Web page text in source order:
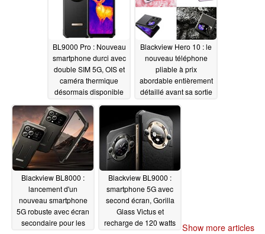
BL9000 Pro : Nouveau
smartphone durci avec
double SIM 5G, OIS et
caméra thermique
désormais disponible
05/07/2024
Blackview Hero 10 : le
nouveau téléphone
pliable à prix
abordable entièrement
détaillé avant sa sortie
04/30/2024
Blackview BL8000 :
lancement d'un
nouveau smartphone
5G robuste avec écran
secondaire pour les
Blackview BL9000 :
smartphone 5G avec
second écran, Gorilla
Glass Victus et
recharge de 120 watts
Show more articles